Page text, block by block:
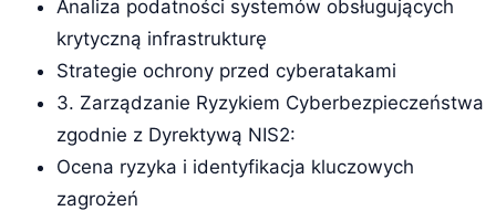
Analiza podatności systemów obsługujących
krytyczną infrastrukturę
Strategie ochrony przed cyberatakami
3. Zarządzanie Ryzykiem Cyberbezpieczeństwa
zgodnie z Dyrektywą NIS2:
Ocena ryzyka i identyfikacja kluczowych
zagrożeń